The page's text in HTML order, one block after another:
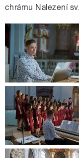
chrámu Nalezení